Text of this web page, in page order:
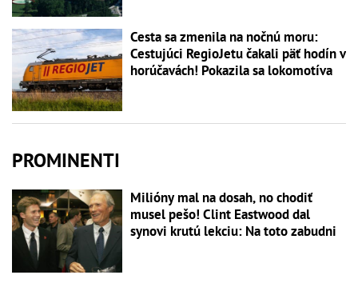
Cesta sa zmenila na nočnú moru:
Cestujúci RegioJetu čakali päť hodín v
horúčavách! Pokazila sa lokomotíva
PROMINENTI
Milióny mal na dosah, no chodiť
musel pešo! Clint Eastwood dal
synovi krutú lekciu: Na toto zabudni